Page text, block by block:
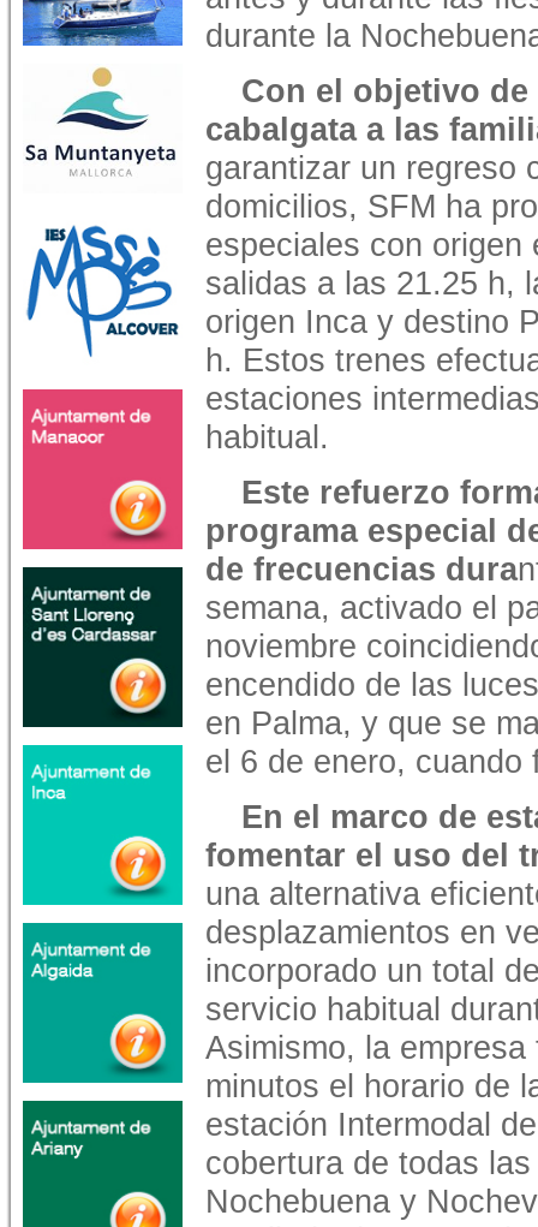
durante la
Con el objetivo
cabalgata a las
garantizar un regreso
domicilios, SFM ha
especiales con
salidas a las 21.25 h,
origen Inca y destino
h. Estos trenes
estaciones
habitual.
Este refuerzo
programa especial
de frecuencias dura
semana, activado el
noviembre
encendido de las
en Palma, y que se
el 6 de enero,
En el marco de
fomentar el uso del
una alternativa
desplazamientos en
incorporado un total
servicio habitual
Asimismo, la
minutos el horario de
estación Intermodal
cobertura de todas
Nochebuena y